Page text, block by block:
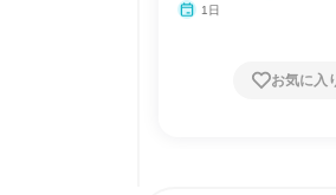
1日
お気に入